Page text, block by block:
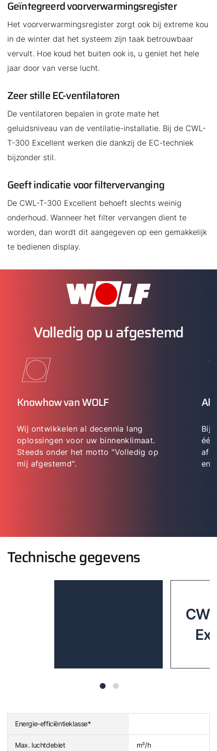
Geïntegreerd voorverwarmingsregister
Het voorverwarmingsregister zorgt ook bij extreme kou
in de winter dat het systeem zijn taak betrouwbaar
vervult. Hoe koud het buiten ook is, u geniet het hele
jaar door van verse lucht.
Zeer stille EC-ventilatoren
De ventilatoren bepalen in grote mate het
geluidsniveau van de ventilatie-installatie. Bij de CWL-
T-300 Excellent werken die dankzij de EC-techniek
bijzonder stil.
Geeft indicatie voor filtervervanging
De CWL-T-300 Excellent behoeft slechts weinig
onderhoud. Wanneer het filter vervangen dient te
worden, dan wordt dit aangegeven op een gemakkelijk
te bedienen display.
Volledig op u afgestemd
Knowhow van WOLF
Wij ontwikkelen al decennia lang
oplossingen voor uw binnenklimaat.
Steeds onder het motto "Volledig op
mij afgestemd".
Bij
en
Technische gegevens
Energie-efficiëntieklasse*
Max. luchtdebiet m³/h